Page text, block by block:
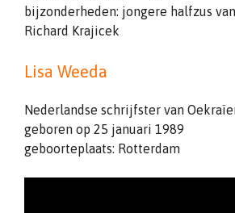
bijzonderheden: jongere halfzus
Richard Krajicek
Lisa Weeda
Nederlandse schrijfster van
geboren op 25 januari 1989
geboorteplaats: Rotterdam